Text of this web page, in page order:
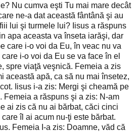
Nu cumva eşti Tu mai mare decât
ne-a dat această fântână şi au
lui şi turmele lui? Iisus a răspuns
apa aceasta va înseta iarăşi, dar
care i-o voi da Eu, în veac nu va
i-o voi da Eu se va face în el
spre viaţă veşnică. Femeia a zis
această apă, ca să nu mai însetez,
Iisus i-a zis: Mergi şi cheamă pe
Femeia a răspuns şi a zis: N-am
ai zis că nu ai bărbat, căci cinci
îl ai acum nu-ţi este bărbat.
Femeia I-a zis: Doamne, văd că